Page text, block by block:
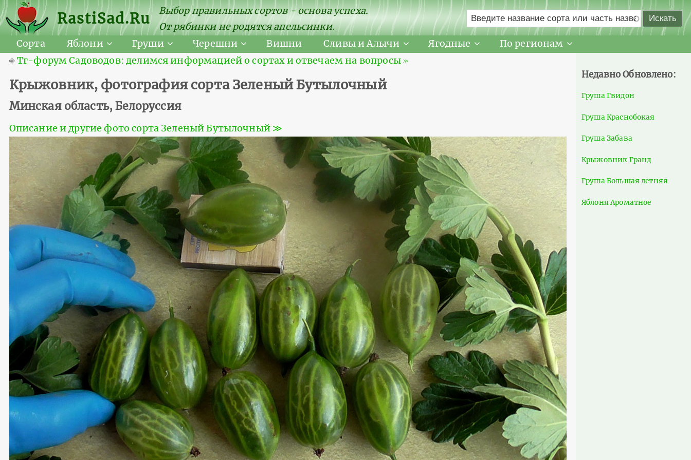
RastiSad.Ru
Выбор правильных сортов - основа успеха.
От рябинки не родятся апельсинки.
Сорта
Яблони Груши Черешни Вишни Сливы и Алычи Ягодные
По регионам
⎆Тг-форум Садоводов: делимся информацией о сортах и отвечаем на вопросы ≫
Крыжовник, фотография сорта Зеленый Бутылочный
Минская область, Белоруссия
Описание и другие фото сорта Зеленый Бутылочный ≫
Недавно Обновлено:
Груша Гвидон
Груша Краснобокая
Груша Забава
Крыжовник Гранд
Груша Большая летняя
Яблоня Ароматное